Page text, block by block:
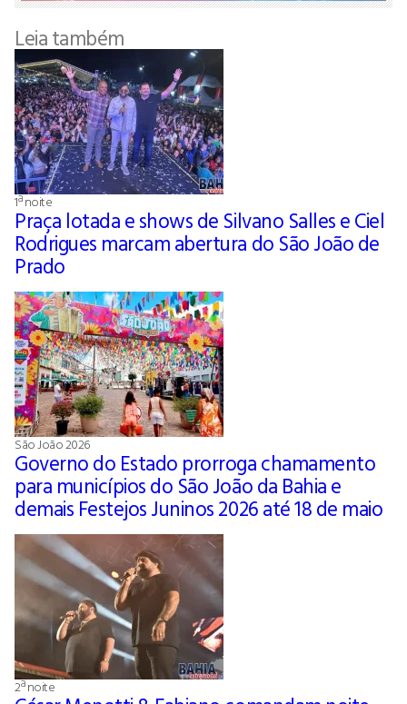
Leia também
1ª noite
Praça lotada e shows de Silvano Salles e Ciel
Rodrigues marcam abertura do São João de
Prado
São João 2026
Governo do Estado prorroga chamamento
para municípios do São João da Bahia e
demais Festejos Juninos 2026 até 18 de maio
2ª noite